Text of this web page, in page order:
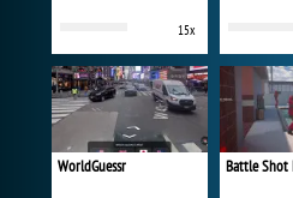
15x
WorldGuessr Battle Shot